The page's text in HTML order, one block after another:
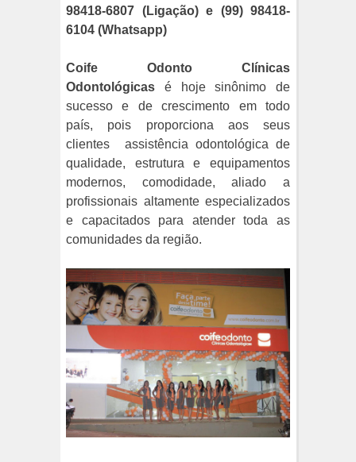
98418-6807 (Ligação) e (99) 98418-
6104 (Whatsapp)
Coife Odonto Clínicas
Odontológicas é hoje sinônimo de
sucesso e de crescimento em todo
país, pois proporciona aos seus
clientes
assistência odontológica de
qualidade, estrutura e equipamentos
modernos, comodidade, aliado a
profissionais altamente especializados
e capacitados para atender toda as
comunidades da região.